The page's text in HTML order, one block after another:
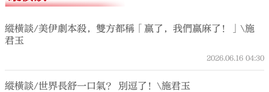
縱橫談/美伊劇本殺，雙方都稱「贏了，我們贏麻了！」\施
君玉
2026.06.16 04:30
縱橫談/世界長舒一口氣？ 別逗了！\施君玉